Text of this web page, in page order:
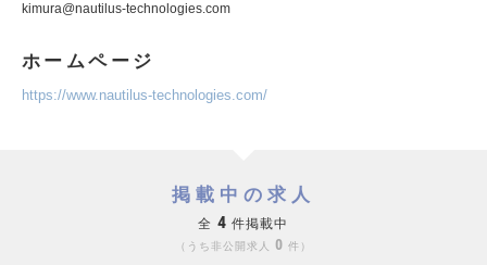
kimura@nautilus-technologies.com
ホームページ
https://www.nautilus-technologies.com/
掲載中の求人
全 4 件掲載中
うち非公開求人 0 件